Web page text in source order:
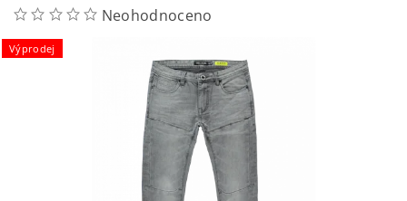
Neohodnoceno
Výprodej